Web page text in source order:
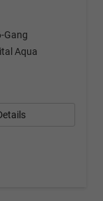
Gang
Aqua